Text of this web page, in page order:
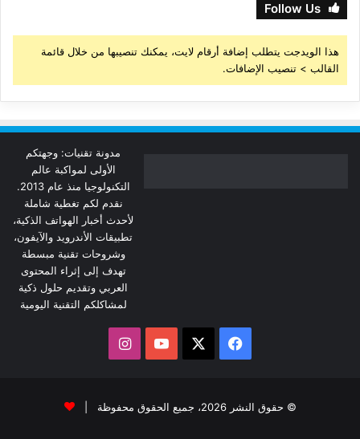
Follow Us
هذا الويدجت يتطلب إضافة أرقام لايت، يمكنك تنصيبها من خلال قائمة
القالب > تنصيب الإضافات.
مدونة تقنيات: وجهتكم
الأولى لمواكبة عالم
التكنولوجيا منذ عام 2013.
نقدم لكم تغطية شاملة
لأحدث أخبار الهواتف الذكية،
تطبيقات الأندرويد والآيفون،
وشروحات تقنية مبسطة
تهدف إلى إثراء المحتوى
العربي وتقديم حلول ذكية
لمشاكلكم التقنية اليومية
فيسبوك ‫YouTubeانستقرام
© حقوق النشر 2026، جميع الحقوق محفوظة |